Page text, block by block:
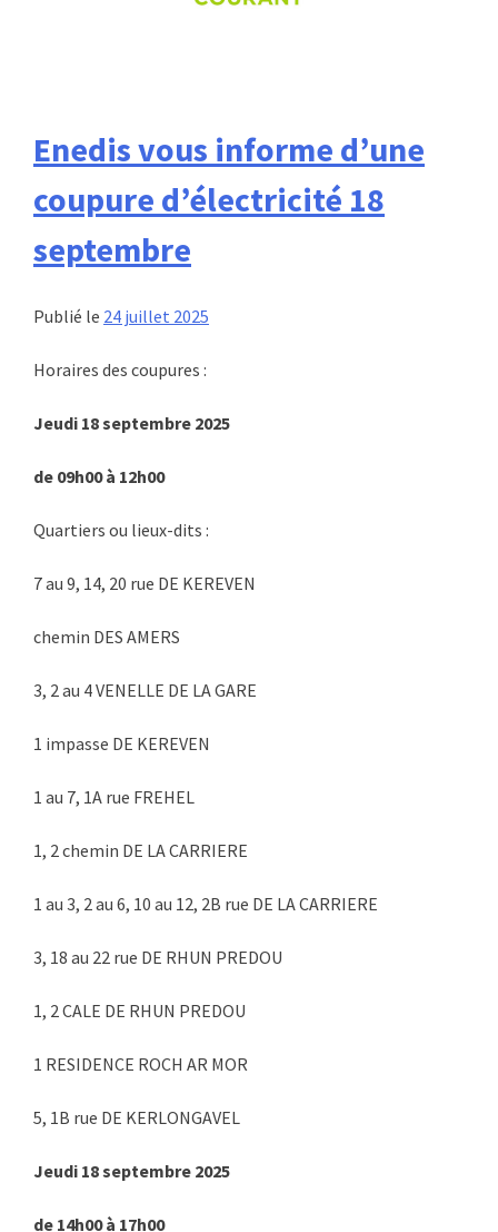
Enedis vous informe d’une
coupure d’électricité 18
septembre
Publié le 24 juillet 2025
Horaires des coupures :
Jeudi 18 septembre 2025
de 09h00 à 12h00
Quartiers ou lieux-dits :
7 au 9, 14, 20 rue DE KEREVEN
chemin DES AMERS
3, 2 au 4 VENELLE DE LA GARE
1 impasse DE KEREVEN
1 au 7, 1A rue FREHEL
1, 2 chemin DE LA CARRIERE
1 au 3, 2 au 6, 10 au 12, 2B rue DE LA CARRIERE
3, 18 au 22 rue DE RHUN PREDOU
1, 2 CALE DE RHUN PREDOU
1 RESIDENCE ROCH AR MOR
5, 1B rue DE KERLONGAVEL
Jeudi 18 septembre 2025
de 14h00 à 17h00